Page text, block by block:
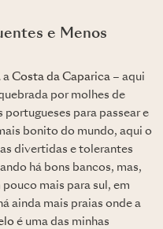
e Menos
a Costa da Caparica – aqui
por molhes de
para passear e
bonito do mundo, aqui o
divertidas e tolerantes
há bons bancos, mas,
mais para sul, em
ainda mais praias onde a
é uma das minhas